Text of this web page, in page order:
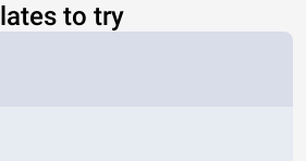
to try